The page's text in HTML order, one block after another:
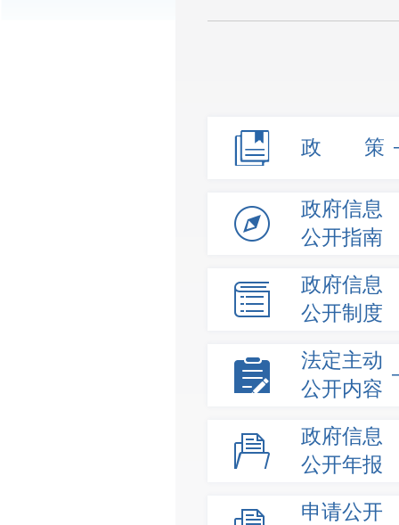
政 策
政府信息
公开指南
政府信息
公开制度
法定主动
公开内容
政府信息
公开年报
申请公开